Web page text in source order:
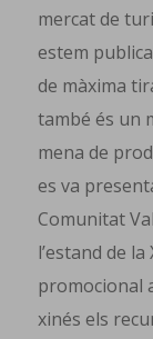
mercat de
estem
de màxima
també és un
mena de
es va
Comunitat
l’estand de
promocional
xinés els